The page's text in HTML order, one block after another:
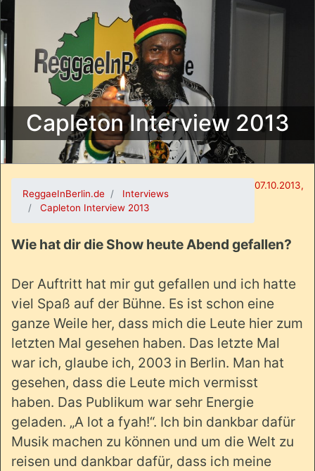
Capleton Interview 2013
07.10.2013,
ReggaeInBerlin.de
Interviews
Capleton Interview 2013
Wie hat dir die Show heute Abend gefallen?
Der Auftritt hat mir gut gefallen und ich hatte
viel Spaß auf der Bühne. Es ist schon eine
ganze Weile her, dass mich die Leute hier zum
letzten Mal gesehen haben. Das letzte Mal
war ich, glaube ich, 2003 in Berlin. Man hat
gesehen, dass die Leute mich vermisst
haben. Das Publikum war sehr Energie
geladen. „A lot a fyah!“. Ich bin dankbar dafür
Musik machen zu können und um die Welt zu
reisen und dankbar dafür, dass ich meine